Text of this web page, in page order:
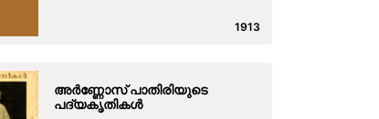
1913
അര്‍ണ്ണോസ് പാതിരിയുടെ
പദ്യകൃതികള്‍